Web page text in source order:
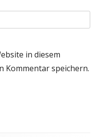
in diesem
Kommentar speichern.